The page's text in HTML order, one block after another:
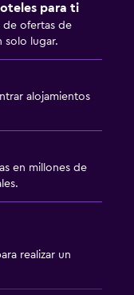
para ti
de ofertas de
solo lugar.
alojamientos
en millones de
realizar un